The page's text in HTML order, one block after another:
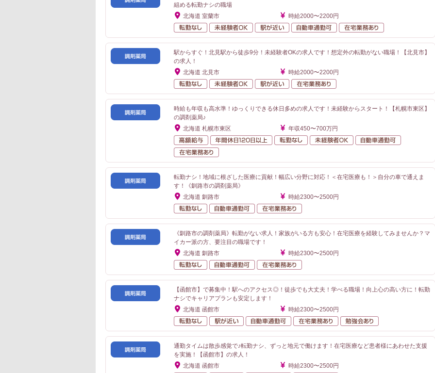
組める転勤ナシの職場
北海道 室蘭市
時給2000〜2200円
転勤なし
未経験者OK 駅が近い 自動車通勤可
駅からすぐ！北見駅から徒歩9分！未経験者OKの求人です！想定外の転勤がない職場！【北見市】
の求人！
北海道 北見市
時給2000〜2200円
転勤なし
未経験者OK 駅が近い
時給も年収も高水準！ゆっくりできる休日多めの求人です！未経験からスタート！【札幌市東区】
の調剤薬局♪
北海道 札幌市東区
年収450〜700万円
高額給与
年間休日120日以上
転勤なし 未経験者OK
転勤ナシ！地域に根ざした医療に貢献！幅広い分野に対応！＜在宅医療も！＞自分の車で通えま
す！《釧路市の調剤薬局》
北海道 釧路市
時給2300〜2500円
転勤なし
自動車通勤可
《釧路市の調剤薬局》転勤がない求人！家族がいる方も安心！在宅医療を経験してみませんか？マ
イカー派の方、要注目の職場です！
北海道 釧路市
時給2300〜2500円
転勤なし
自動車通勤可
【函館市】で募集中！駅へのアクセス◎！徒歩でも大丈夫！学べる職場！向上心の高い方に！転勤
ナシでキャリアプランも安定します！
北海道 函館市
時給2300〜2500円
転勤なし
駅が近い 自動車通勤可 在宅業務あり
通勤タイムは散歩感覚で♪転勤ナシ、ずっと地元で働けます！在宅医療など患者様にあわせた支援
を実施！【函館市】の求人！
北海道 函館市
時給2300〜2500円